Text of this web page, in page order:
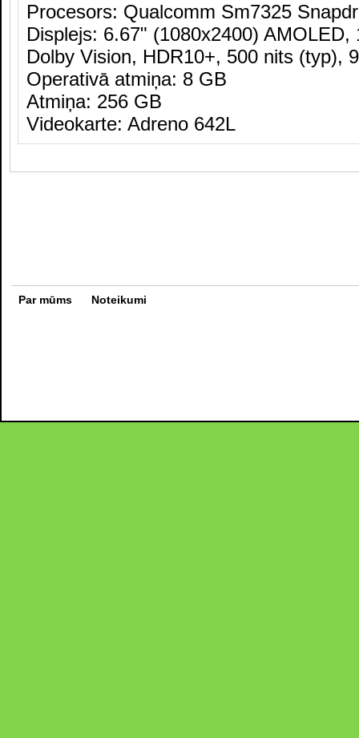
Procesors: Qualcomm Sm7325
Displejs: 6.67" (1080x2400) AMOLED,
Dolby Vision, HDR10+, 500 nits (typ),
Operativā atmiņa: 8 GB
Atmiņa: 256 GB
Videokarte: Adreno 642L
Par mūms Noteikumi